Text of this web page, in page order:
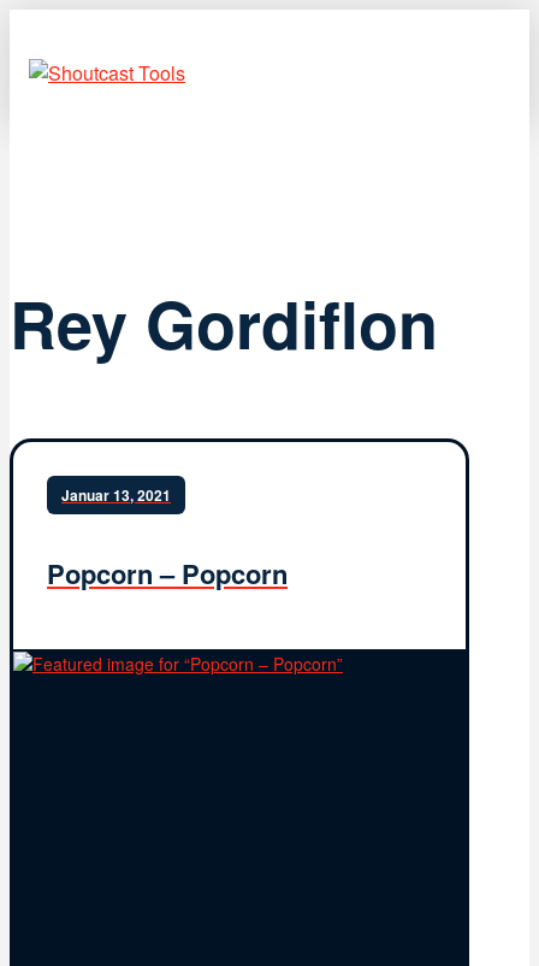
Rey Gordiflon
Januar 13, 2021
Popcorn – Popcorn